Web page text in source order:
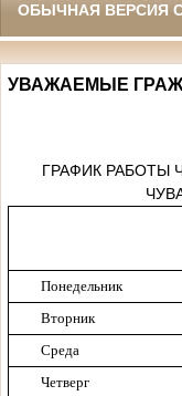
ОБЫЧНАЯ ВЕРСИЯ
УВАЖАЕМЫЕ
ГРАФИК РАБОТЫ
Понедельник
Вторник
Среда
Четверг